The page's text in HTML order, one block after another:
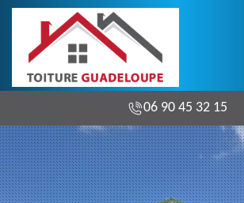
06 90 45 32 15